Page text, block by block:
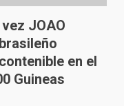
JOAO
en el
Guineas